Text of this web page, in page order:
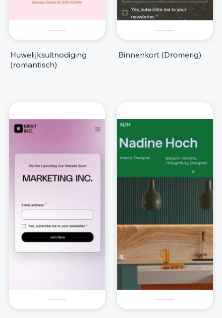
Huwelijksuitnodiging
(romantisch)
Binnenkort (Dromerig)